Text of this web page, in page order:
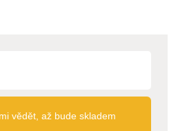
vědět, až bude skladem